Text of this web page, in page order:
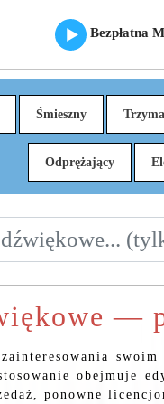
Bezpłatna
Śmieszny
Odprężający
—
obejmuje
ponowne